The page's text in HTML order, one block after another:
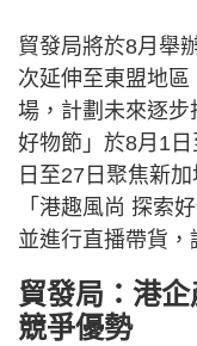
貿發局將於8月舉
次延伸至東盟地
場，計劃未來逐
好物節」於8月1
日至27日聚焦新
「港趣風尚 探索
並進行直播帶貨，
貿發局：港
競爭優勢